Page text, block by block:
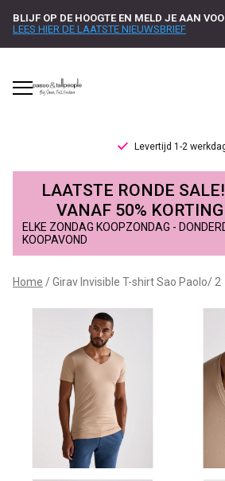
BLIJF OP DE HOOGTE EN MELD JE AAN
LEES HIER DE LAATSTE NIEUWSBRIEF
Levertijd 1-2
Girav
Invisible
T-
shirt
Sao
Paolo/
Passo
LAATSTE RONDE
VANAF 50%
ELKE ZONDAG KOOPZONDAG -
KOOPAVOND
Home Girav Invisible T-shirt Sao Paolo/ 2